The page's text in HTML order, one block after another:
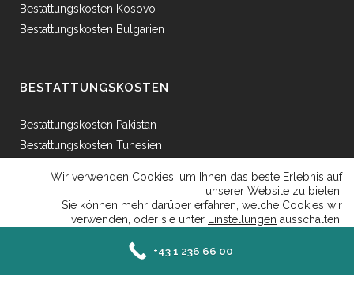
Bestattungskosten Kosovo
Bestattungskosten Bulgarien
BESTATTUNGSKOSTEN
Bestattungskosten Pakistan
Bestattungskosten Tunesien
Bestattungskosten Griechenland
Bestattungskosten Bosnien
Bestattungskosten Afganhistan
Wir verwenden Cookies, um Ihnen das beste Erlebnis auf
unserer Website zu bieten.
Sie können mehr darüber erfahren, welche Cookies wir
verwenden, oder sie unter Einstellungen ausschalten.
Ablehnen Einstellungen
+43 1 236 66 00